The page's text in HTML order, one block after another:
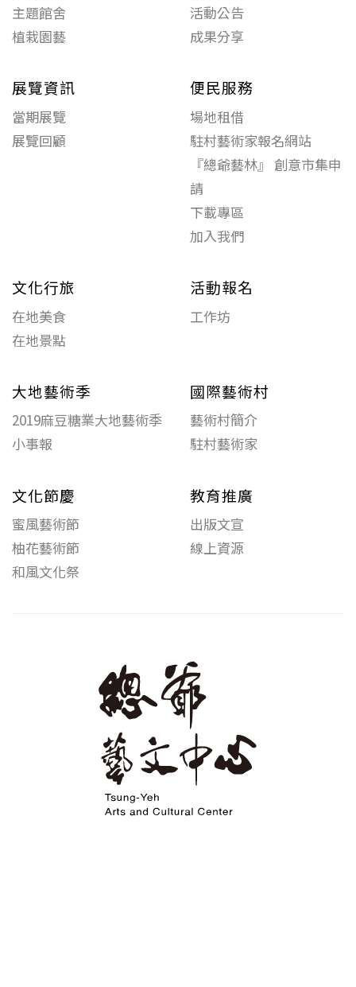
主題館舍
植栽園藝
活動公告
成果分享
展覽資訊
當期展覽
展覽回顧
便民服務
場地租借
駐村藝術家報名網站
『總爺藝林』 創意市集申
請
下載專區
加入我們
文化行旅
在地美食
在地景點
活動報名
工作坊
大地藝術季
2019麻豆糖業大地藝術季
小事報
國際藝術村
藝術村簡介
駐村藝術家
文化節慶
蜜風藝術節
柚花藝術節
和風文化祭
教育推廣
出版文宣
線上資源